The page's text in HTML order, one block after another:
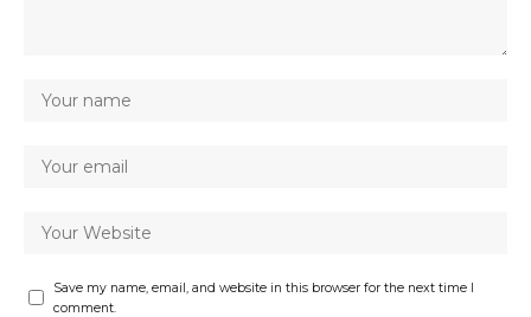
Save my name, email, and website in this browser for the next time I
comment.